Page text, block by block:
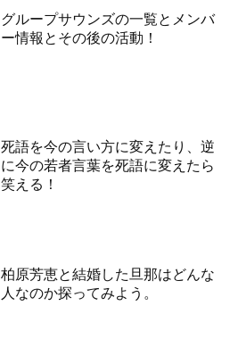
グループサウンズの一覧とメンバ
ー情報とその後の活動！
死語を今の言い方に変えたり、逆
に今の若者言葉を死語に変えたら
笑える！
柏原芳恵と結婚した旦那はどんな
人なのか探ってみよう。